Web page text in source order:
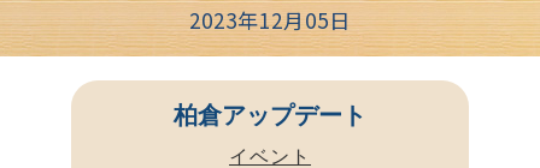
2023年12月05日
柏倉アップデート
イベント